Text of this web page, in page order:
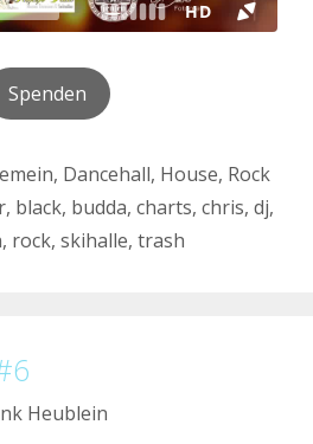
Spenden
, Dancehall, House, Rock
, black, budda, charts, chris, dj,
, rock, skihalle, trash
Heublein